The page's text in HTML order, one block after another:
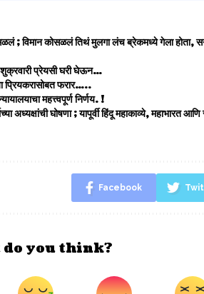
; विमान कोसळलं तिथं मुलगा लंच ब्रेकमध्ये गेला
प्रेयसी घरी घेऊन…
प्रियकरासोबत फरार…..
महत्त्वपूर्ण निर्णय. !
अध्यक्षांची घोषणा ; यापूर्वी हिंदू महाकाव्ये, महाभारत
Facebook
do you think?